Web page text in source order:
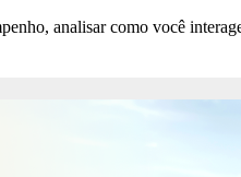
analisar como você